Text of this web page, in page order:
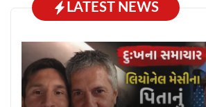
LATEST NEWS